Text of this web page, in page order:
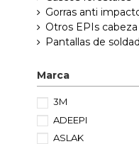
Gorras anti
Otros EPIs cabeza
Pantallas de
Marca
3M
ADEEPI
ASLAK